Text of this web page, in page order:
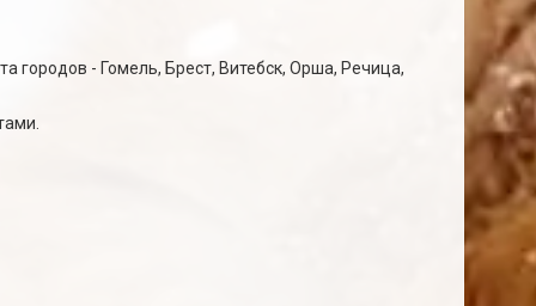
городов - Гомель, Брест, Витебск, Орша, Речица,